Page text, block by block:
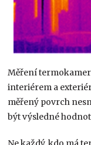
Měření
interiérem a
měřený povrch
být výsledné